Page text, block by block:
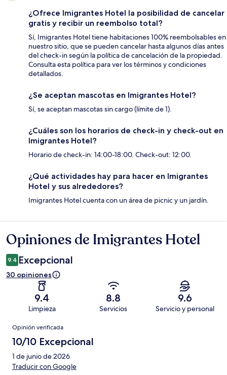
¿Ofrece Imigrantes Hotel la posibilidad de cancelar
gratis y recibir un reembolso total?
Sí, Imigrantes Hotel tiene habitaciones 100% reembolsables en
nuestro sitio, que se pueden cancelar hasta algunos días antes
del check-in según la política de cancelación de la propiedad.
Consulta esta política para ver los términos y condiciones
detallados.
¿Se aceptan mascotas en Imigrantes Hotel?
Sí, se aceptan mascotas sin cargo (límite de 1).
¿Cuáles son los horarios de check-in y check-out en
Imigrantes Hotel?
Horario de check-in: 14:00-18:00. Check-out: 12:00.
¿Qué actividades hay para hacer en Imigrantes
Hotel y sus alrededores?
Imigrantes Hotel cuenta con un área de picnic y un jardín.
Opiniones
Opiniones de Imigrantes Hotel
9.4 Excepcional
30 opiniones
9.4
Limpieza
8.8
Servicios
9.6
Servicio y personal
Opiniones
Opinión verificada
10/10 Excepcional
1 de junio de 2026
Traducir con Google